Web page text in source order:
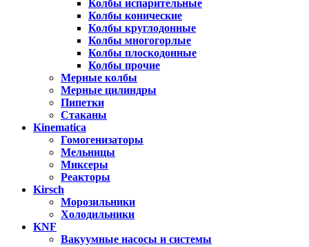
Колбы испарительные
Колбы конические
Колбы круглодонные
Колбы многогорлые
Колбы плоскодонные
Колбы прочие
Мерные колбы
Мерные цилиндры
Пипетки
Стаканы
Kinematica
Гомогенизаторы
Мельницы
Миксеры
Реакторы
Kirsch
Морозильники
Холодильники
KNF
Вакуумные насосы и системы